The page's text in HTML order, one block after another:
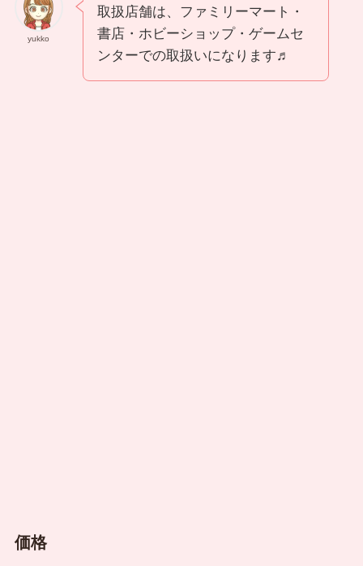
yukko
取扱店舗は、ファミリーマート・
書店・ホビーショップ・ゲームセ
ンターでの取扱いになります♬
価格